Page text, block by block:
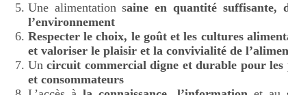
Une alimentation saine en quantité suffisante,
l’environnement
Respecter le choix, le goût et les cultures
et valoriser le plaisir et la convivialité de
Uncircuit commercial digne et durable pour
et consommateurs